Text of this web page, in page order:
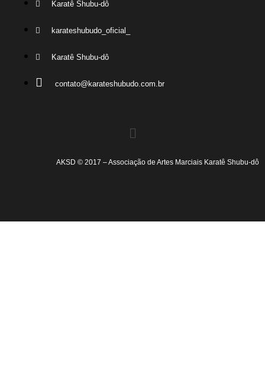
Karatê Shubu-dô
karateshubudo_oficial_
Karatê Shubu-dô
contato@karateshubudo.com.br
AKSD © 2017 – Associação de Artes Marciais Karatê Shubu-dô